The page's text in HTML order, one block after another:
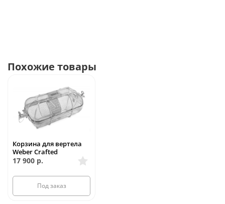
Похожие товары
Корзина для вертела
Weber Crafted
17 900 р.
Под заказ